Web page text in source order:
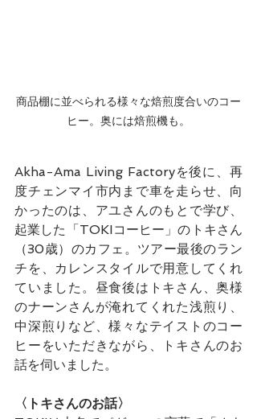
商品棚に並べられる様々な焙煎度合いのコー
ヒー。奥には焙煎機も。
Akha-Ama Living Factoryを後に、再
度チェンマイ市内まで車を走らせ、向
かったのは、アユさんのもとで学び、
起業した「TOKIコーヒー」のトキさん
（30歳）のカフェ。ツアー最後のラン
チを、カレンスタイルで用意してくれ
ていました。昼食後はトキさん、奥様
のナーンさんが淹れてくれた浅煎り、
中深煎りなど、様々なテイストのコー
ヒーをいただきながら、トキさんのお
話を伺いました。
〈トキさんのお話〉